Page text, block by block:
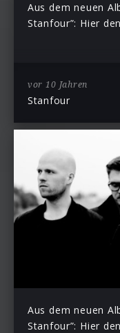
Aus dem neuen
Stanfour”: Hier
vor 10 Jahren
Stanfour
Aus dem neuen
Stanfour”: Hier